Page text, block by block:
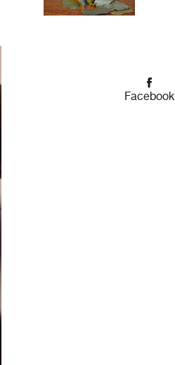
Facebook